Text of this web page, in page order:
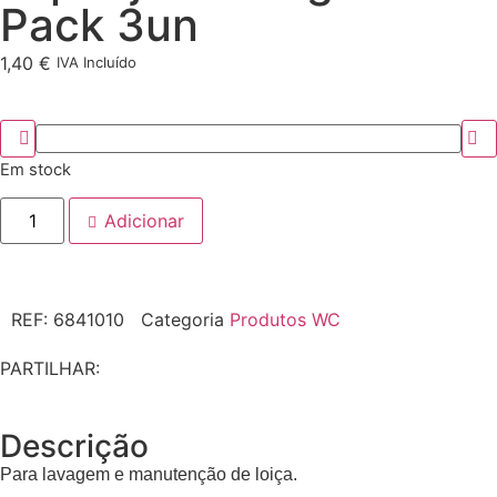
Pack 3un
1,40 € IVA Incluído
Em stock
Adicionar
REF: 6841010 Categoria Produtos WC
PARTILHAR:
Descrição
Para lavagem e manutenção de loiça.